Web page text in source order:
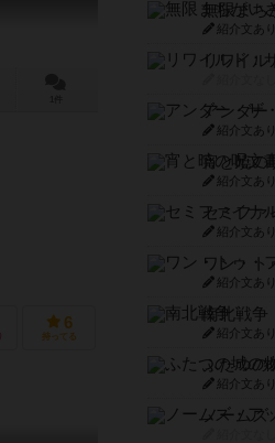
6
持ってる
無限まち
紹介文あり
紹介文あり
宵と暁の
紹介文あり
紹介文あり
ワン・ト
紹介文あり
南北戦争
紹介文あり
ふたつの
紹介文あり
ノームズ